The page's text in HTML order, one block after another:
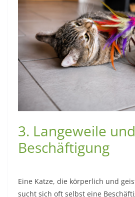
3. Langeweile
Beschäftigung
Eine Katze, die körperlich und
sucht sich oft selbst eine